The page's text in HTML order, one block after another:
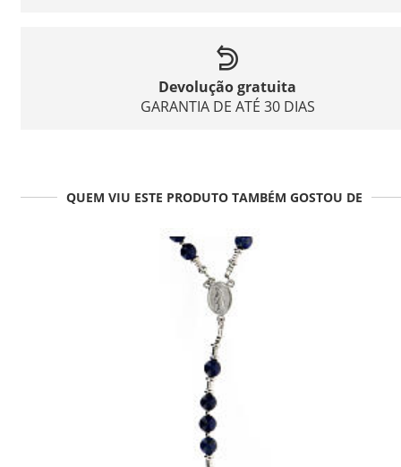
Devolução gratuita
GARANTIA DE ATÉ 30 DIAS
QUEM VIU ESTE PRODUTO TAMBÉM GOSTOU DE